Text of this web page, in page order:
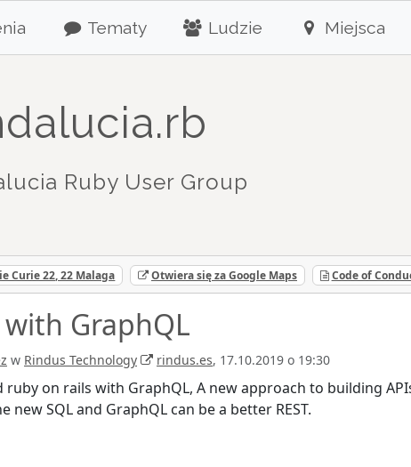
Tematy Ludzie Miejsca
Ruby User Group
Curie 22, 22 Malaga Otwiera się za Google Maps Code of
with GraphQL
w Rindus Technology rindus.es, 17.10.2019 o 19:30
ruby on rails with GraphQL, A new approach to building
new SQL and GraphQL can be a better REST.